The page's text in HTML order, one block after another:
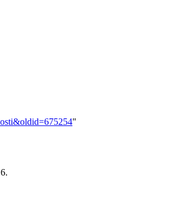
"